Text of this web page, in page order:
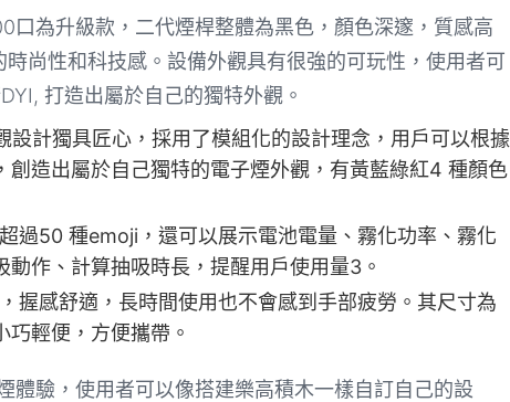
口為升級款，二代煙桿整體為黑色，顏色深邃，質感高
尚性和科技感。設備外觀具有很強的可玩性，使用者可
打造出屬於自己的獨特外觀。
設計獨具匠心，採用了模組化的設計理念，用戶可以根據
創造出屬於自己獨特的電子煙外觀，有黃藍綠紅4 種顏色
過50 種emoji，還可以展示電池電量、霧化功率、霧化
作、計算抽吸時長，提醒用戶使用量3 。
握感舒適，長時間使用也不會感到手部疲勞。其尺寸為
輕便，方便攜帶。
體驗，使用者可以像搭建樂高積木一樣自訂自己的設